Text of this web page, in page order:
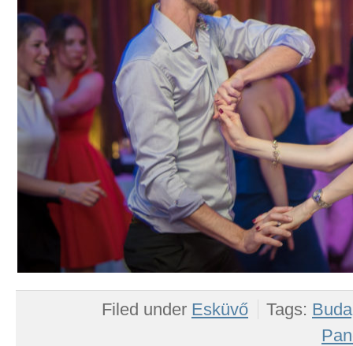
Filed under Esküvő Tags: